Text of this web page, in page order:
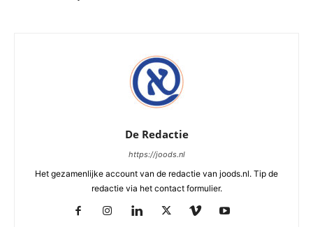
De Redactie
https://joods.nl
Het gezamenlijke account van de redactie van joods.nl. Tip de
redactie via het contact formulier.